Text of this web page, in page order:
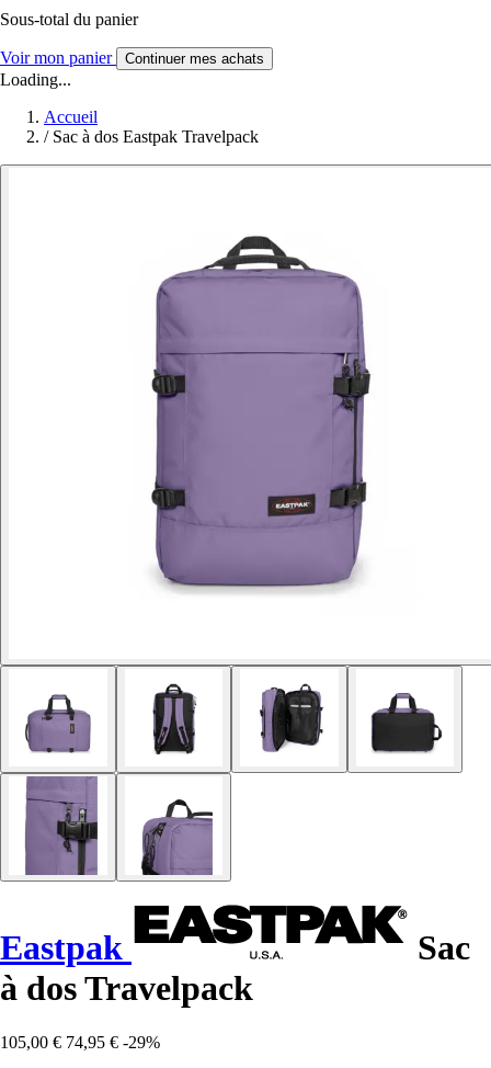
Sous-total du panier
Voir mon panier Continuer mes achats
Loading...
Accueil
/ Sac à dos Eastpak Travelpack
Eastpak
Sac
à dos Travelpack
105,00 € 74,95 € -29%